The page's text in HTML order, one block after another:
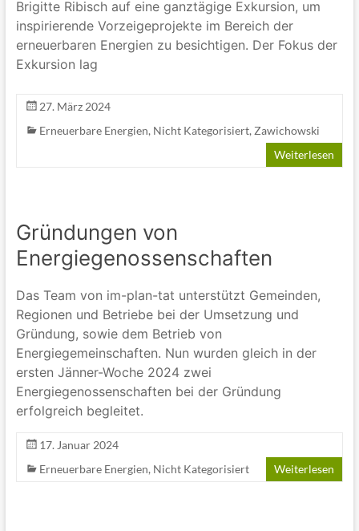
Brigitte Ribisch auf eine ganztägige Exkursion, um
inspirierende Vorzeigeprojekte im Bereich der
erneuerbaren Energien zu besichtigen. Der Fokus der
Exkursion lag
27. März 2024
Erneuerbare Energien, Nicht Kategorisiert, Zawichowski
Weiterlesen
Gründungen von
Energiegenossenschaften
Das Team von im-plan-tat unterstützt Gemeinden,
Regionen und Betriebe bei der Umsetzung und
Gründung, sowie dem Betrieb von
Energiegemeinschaften. Nun wurden gleich in der
ersten Jänner-Woche 2024 zwei
Energiegenossenschaften bei der Gründung
erfolgreich begleitet.
17. Januar 2024
Erneuerbare Energien, Nicht Kategorisiert Weiterlesen